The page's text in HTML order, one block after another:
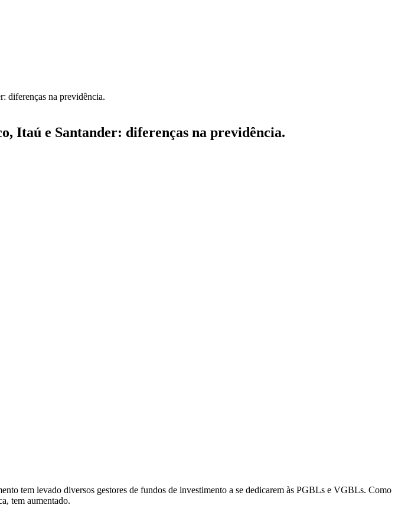
diferenças na previdência.
Itaú e Santander: diferenças na previdência.
tem levado diversos gestores de fundos de investimento a se dedicarem às PGBLs e VGBLs. Como
tem aumentado.